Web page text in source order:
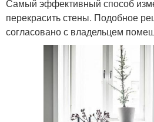
Самый эффективный способ
перекрасить стены. Подобное
согласовано с владельцем